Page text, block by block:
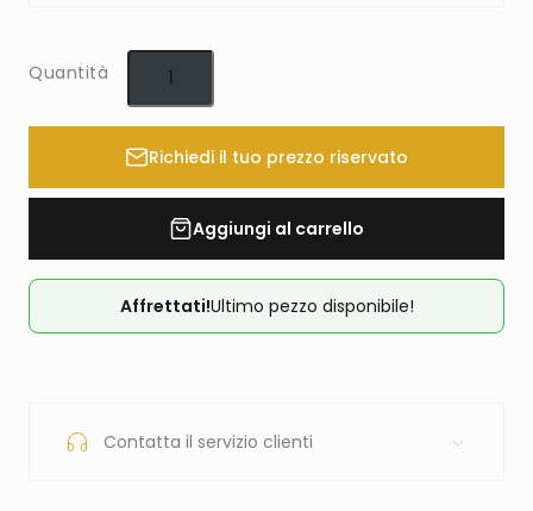
Quantità
Richiedi il tuo prezzo riservato
Aggiungi al carrello
Affrettati!Ultimo pezzo disponibile!
Contatta il servizio clienti